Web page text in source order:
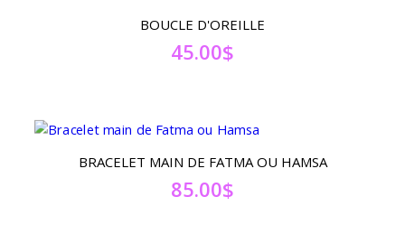
BOUCLE D'OREILLE
45.00$
BRACELET MAIN DE FATMA OU HAMSA
85.00$